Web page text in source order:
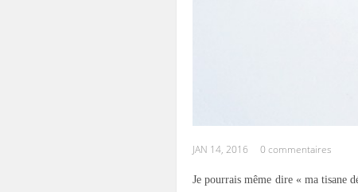
JAN 14, 2016 0 commentaires
Je pourrais même dire « ma tisane